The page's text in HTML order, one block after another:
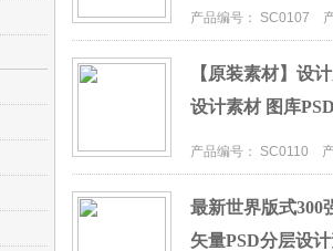
产品编号： SC0107
【原装素材】设
设计素材 图库
产品编号： SC0110
最新世界版式300
矢量PSD分层设